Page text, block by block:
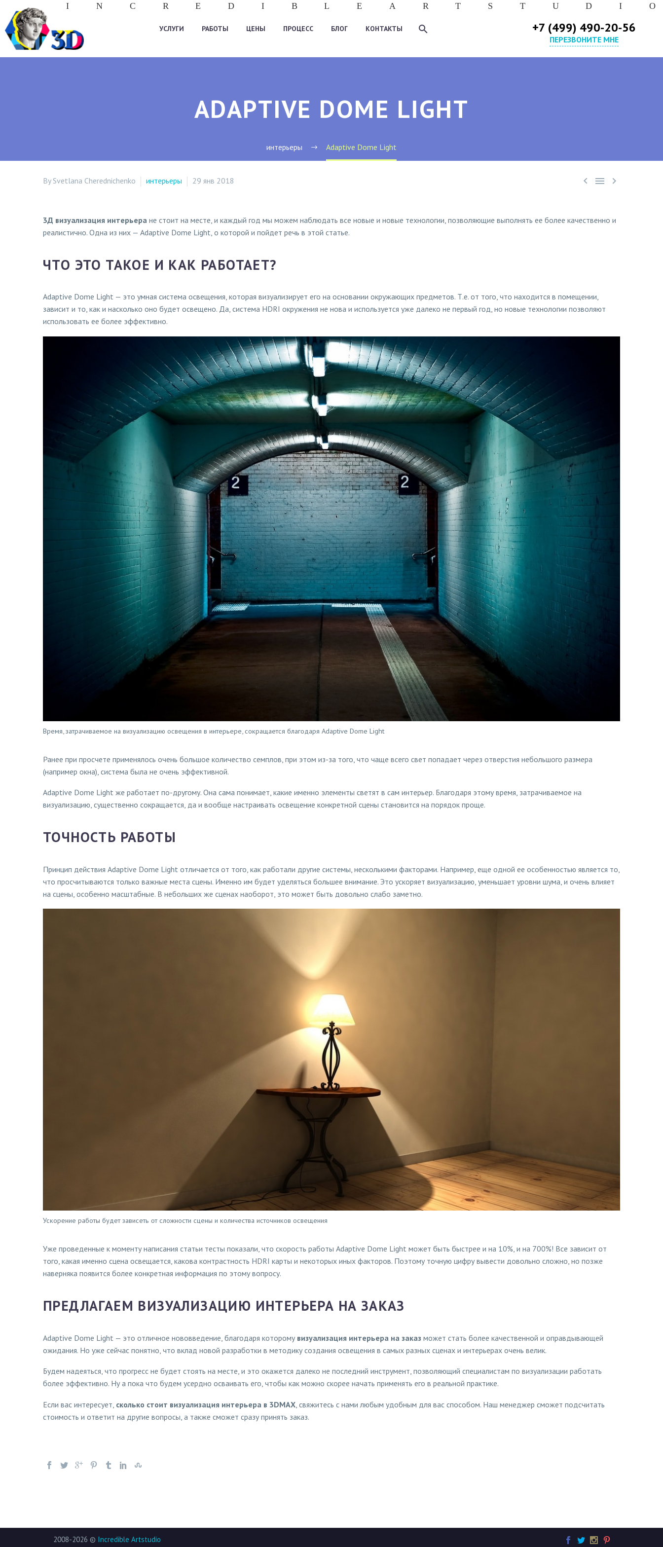
I N C R E D I B L E A R T S T U D I O
УСЛУГИ РАБОТЫ ЦЕНЫ ПРОЦЕСС БЛОГ КОНТАКТЫ +7 (499) 490-20-56
ПЕРЕЗВОНИТЕ МНЕ
ADAPTIVE DOME LIGHT
интерьеры Adaptive Dome Light
  
By Svetlana Cherednichenko интерьеры 29 янв 2018
3Д визуализация интерьера не стоит на месте, и каждый год мы можем наблюдать все новые и новые технологии, позволяющие выполнять ее более качественно и
реалистично. Одна из них — Adaptive Dome Light, о которой и пойдет речь в этой статье.
ЧТО ЭТО ТАКОЕ И КАК РАБОТАЕТ?
Adaptive Dome Light — это умная система освещения, которая визуализирует его на основании окружающих предметов. Т.е. от того, что находится в помещении,
зависит и то, как и насколько оно будет освещено. Да, система HDRI окружения не нова и используется уже далеко не первый год, но новые технологии позволяют
использовать ее более эффективно.
Время, затрачиваемое на визуализацию освещения в интерьере, сокращается благодаря Adaptive Dome Light
Ранее при просчете применялось очень большое количество семплов, при этом из-за того, что чаще всего свет попадает через отверстия небольшого размера
(например окна), система была не очень эффективной.
Adaptive Dome Light же работает по-другому. Она сама понимает, какие именно элементы светят в сам интерьер. Благодаря этому время, затрачиваемое на
визуализацию, существенно сокращается, да и вообще настраивать освещение конкретной сцены становится на порядок проще.
ТОЧНОСТЬ РАБОТЫ
Принцип действия Adaptive Dome Light отличается от того, как работали другие системы, несколькими факторами. Например, еще одной ее особенностью является то,
что просчитываются только важные места сцены. Именно им будет уделяться большее внимание. Это ускоряет визуализацию, уменьшает уровни шума, и очень влияет
на сцены, особенно масштабные. В небольших же сценах наоборот, это может быть довольно слабо заметно.
Ускорение работы будет зависеть от сложности сцены и количества источников освещения
Уже проведенные к моменту написания статьи тесты показали, что скорость работы Adaptive Dome Light может быть быстрее и на 10%, и на 700%! Все зависит от
того, какая именно сцена освещается, какова контрастность HDRI карты и некоторых иных факторов. Поэтому точную цифру вывести довольно сложно, но позже
наверняка появится более конкретная информация по этому вопросу.
ПРЕДЛАГАЕМ ВИЗУАЛИЗАЦИЮ ИНТЕРЬЕРА НА ЗАКАЗ
Adaptive Dome Light — это отличное нововведение, благодаря которому визуализация интерьера на заказ может стать более качественной и оправдывающей
ожидания. Но уже сейчас понятно, что вклад новой разработки в методику создания освещения в самых разных сценах и интерьерах очень велик.
Будем надеяться, что прогресс не будет стоять на месте, и это окажется далеко не последний инструмент, позволяющий специалистам по визуализации работать
более эффективно. Ну а пока что будем усердно осваивать его, чтобы как можно скорее начать применять его в реальной практике.
Если вас интересует, сколько стоит визуализация интерьера в 3DMAX , свяжитесь с нами любым удобным для вас способом. Наш менеджер сможет подсчитать
стоимость и ответит на другие вопросы, а также сможет сразу принять заказ.
2008-2026 © Incredible Artstudio